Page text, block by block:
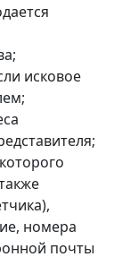
исковое
номера
почты